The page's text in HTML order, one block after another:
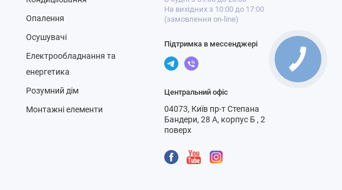
Опалення
Осушувачі
Електрообладнання та
енергетика
Розумний дім
Монтажні елементи
На вихідних з 10:00 до 17:00
(замовлення on-line)
Підтримка в мессенджері
Центральний офіс
04073, Київ пр-т Степана
Бандери, 28 А, корпус Б , 2
поверх